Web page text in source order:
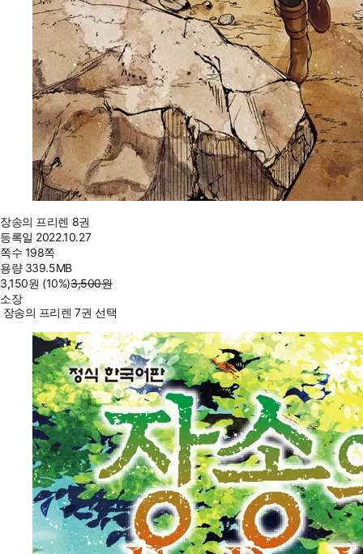
장송의 프리렌 8권
등록일 2022.10.27
쪽수 198쪽
용량 339.5MB
3,150원 (10%)3,500원
소장
장송의 프리렌 7권 선택